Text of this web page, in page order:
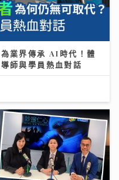
業界傳承 AI時代！體
師與學員熱血對話